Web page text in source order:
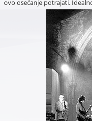
ovo osećanje potrajati.